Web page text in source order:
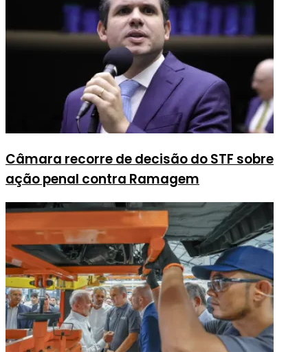
Câmara recorre de decisão do STF sobre
ação penal contra Ramagem